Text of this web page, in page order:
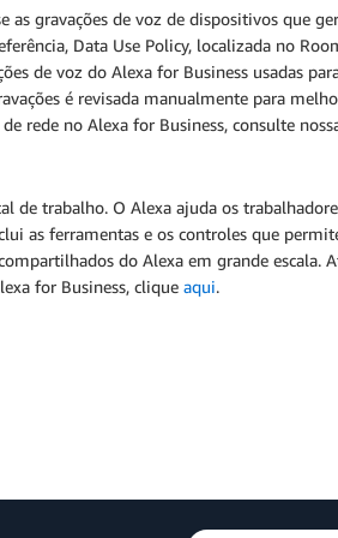
gravações de voz de dispositivos que
Data Use Policy, localizada no
de voz do Alexa for Business usadas
é revisada manualmente para
rede no Alexa for Business, consulte
de trabalho. O Alexa ajuda os
as ferramentas e os controles que
do Alexa em grande escala.
for Business, clique aqui.